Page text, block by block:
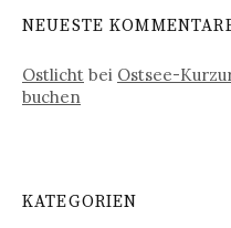
NEUESTE
Ostlicht bei Ostsee-
buchen
KATEGORIEN